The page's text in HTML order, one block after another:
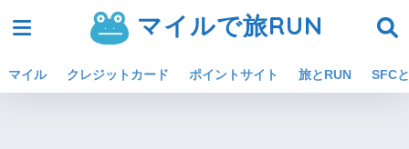
マイルで旅RUN
マイル クレジットカード ポイントサイト 旅とRUN SFC